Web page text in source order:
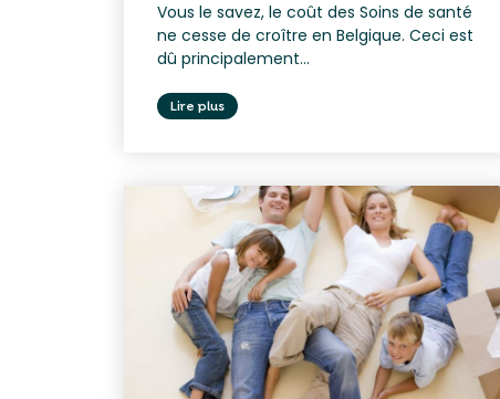
Vous le savez, le coût des Soins de santé
ne cesse de croître en Belgique. Ceci est
dû principalement...
Lire plus